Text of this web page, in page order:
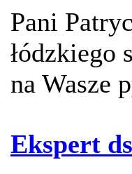
Pani
łódzkiego
na Wasze
Ekspert